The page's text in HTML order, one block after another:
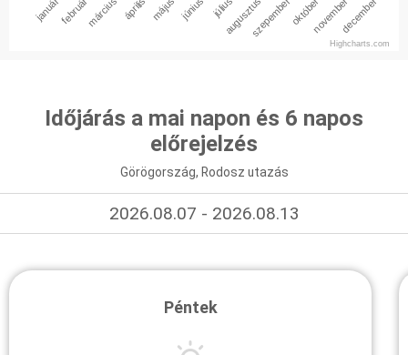
januárfebruármárcius április május június júliusaugusztusszepemberoktóbernovemberdecember
Highcharts.com
Időjárás a mai napon és 6 napos
előrejelzés
Görögország, Rodosz utazás
2026.08.07 - 2026.08.13
Péntek